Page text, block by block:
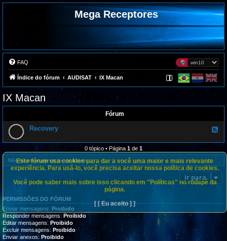
Mega Receptores
FAQ
Índice do fórum AUDISAT IX Macan
IX Macan
Fórum
-
e
Recovery
0 tópico • Página 1 de 1
Não há mensagens neste fórum.
Ir para
PERMISSÕES DO FÓRUM
Enviar mensagens: Proibido
Responder mensagens: Proibido
Editar mensagens: Proibido
Excluir mensagens: Proibido
Enviar anexos: Proibido
Este fórum usa cookies para dar a você uma maior e mais relevante
experiência. Para usá-lo, você precisa aceitar nossa política de cookies.
Você pode saber mais sobre isso clicando em "Políticas" no rodapé da
página.
[ [ Eu aceito ] ]